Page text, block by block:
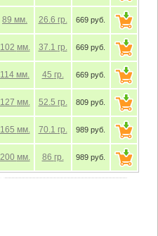
89 мм. 26.6 гр. 669 руб.
102 мм. 37.1 гр. 669 руб.
114 мм. 45 гр. 669 руб.
127 мм. 52.5 гр. 809 руб.
165 мм. 70.1 гр. 989 руб.
200 мм. 86 гр. 989 руб.